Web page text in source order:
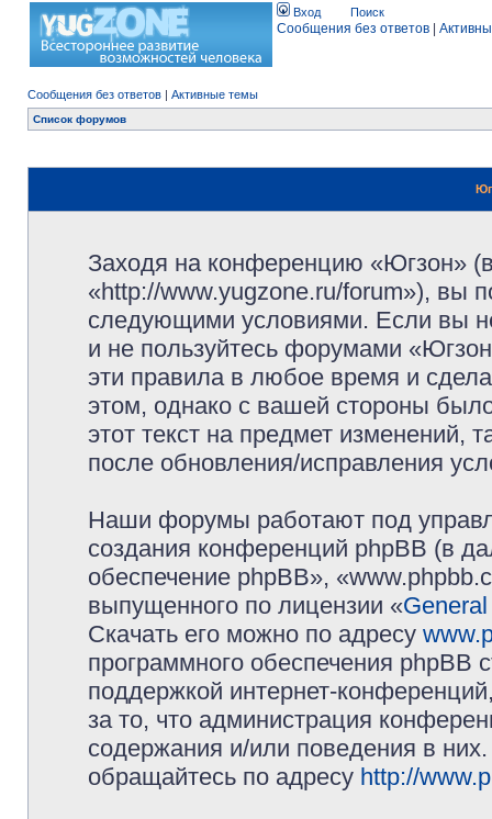
Вход Поиск
Сообщения без ответов
Сообщения без ответов | Активные темы
Список форумов
Заходя на конференцию «Югзон»
«http://www.yugzone.ru/forum»), вы
следующими условиями. Если вы
и не пользуйтесь форумами
эти правила в любое время и
этом, однако с вашей стороны
этот текст на предмет изменений,
после обновления/исправления
Наши форумы работают под
создания конференций phpBB (в
обеспечение phpBB»,
выпущенного по лицензии «
Скачать его можно по адресу
программного обеспечения phpBB
поддержкой интернет-
за то, что администрация
содержания и/или поведения в
обращайтесь по адресу http://